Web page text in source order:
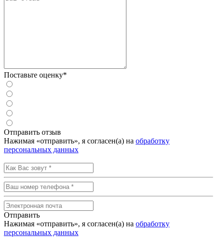
Поставьте оценку*
Отправить отзыв
Нажимая «отправить», я согласен(а) на обработку
персональных данных
Отправить
Нажимая «отправить», я согласен(а) на обработку
персональных данных